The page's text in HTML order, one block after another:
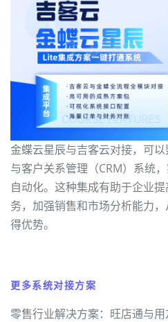
金蝶云星辰与吉客云对接，可以
与客户关系管理（CRM）系统
自动化。这种集成有助于企业
务，加强销售和市场分析能力
得优势。
更多系统对接方案
零售行业解决方案：旺店通与用